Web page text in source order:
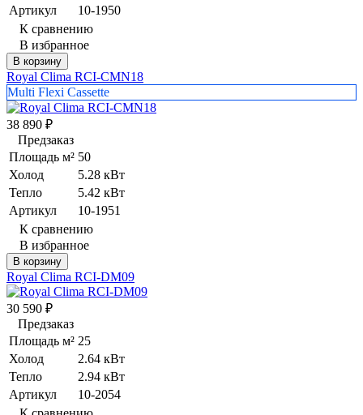
Артикул
10-1950
К сравнению
В избранное
В корзину
Royal Clima RCI-CMN18
Multi Flexi Cassette
38 890 ₽
Предзаказ
Площадь м² 50
Холод
5.28 кВт
Тепло
5.42 кВт
Артикул
10-1951
К сравнению
В избранное
В корзину
Royal Clima RCI-DM09
30 590 ₽
Предзаказ
Площадь м² 25
Холод
2.64 кВт
Тепло
2.94 кВт
Артикул
10-2054